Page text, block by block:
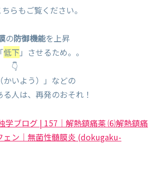
らもご覧ください。
の防御機能を上昇
低下 」させるため。。
よう）」などの
は、再発のおそれ！
学ブログ | 157｜解熱鎮痛薬 ⑹解熱鎮痛
ェン｜無菌性髄膜炎 (dokugaku-